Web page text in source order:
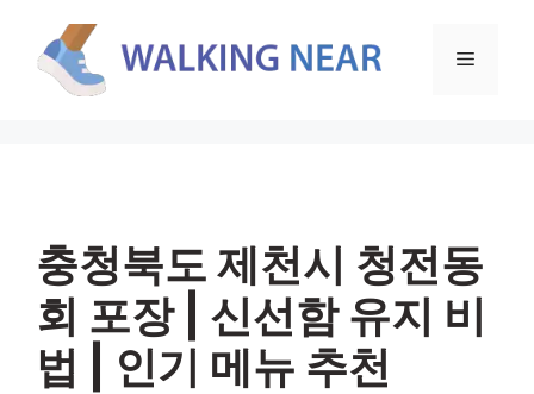
메
충청북도 제천시 청전동
회 포장 | 신선함 유지 비
법 | 인기 메뉴 추천